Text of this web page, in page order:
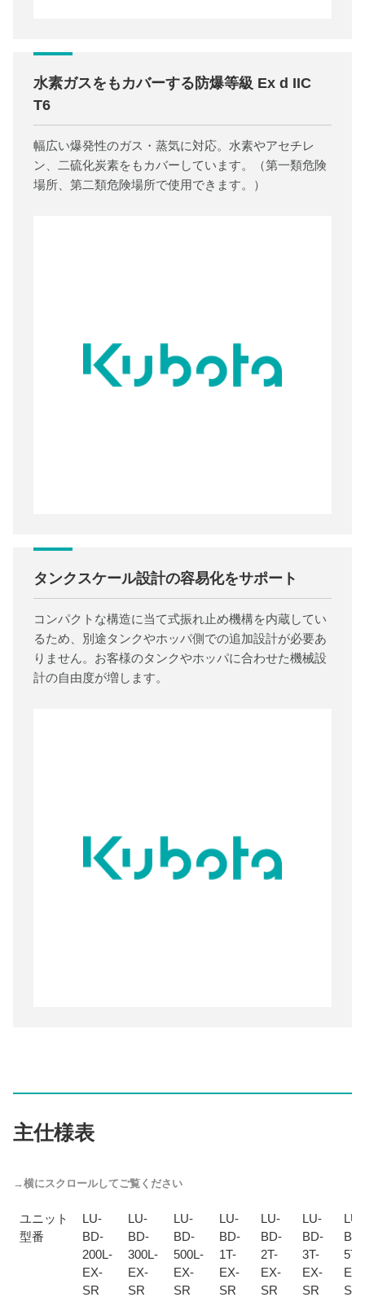
水素ガスをもカバーする防爆等級 Ex d IIC
T6
幅広い爆発性のガス・蒸気に対応。水素やアセチレ
ン、二硫化炭素をもカバーしています。（第一類危険
場所、第二類危険場所で使用できます。）
タンクスケール設計の容易化をサポート
コンパクトな構造に当て式振れ止め機構を内蔵してい
るため、別途タンクやホッパ側での追加設計が必要あ
りません。お客様のタンクやホッパに合わせた機械設
計の自由度が増します。
主仕様表
ユニット
型番
LU-
BD-
200L-
EX-
SR
LU-
BD-
300L-
EX-
SR
LU-
BD-
500L-
EX-
SR
LU-
BD-
1T-
EX-
SR
LU-
BD-
2T-
EX-
SR
LU-
BD-
3T-
EX-
SR
LU-
BD-
5T-
EX-
SR